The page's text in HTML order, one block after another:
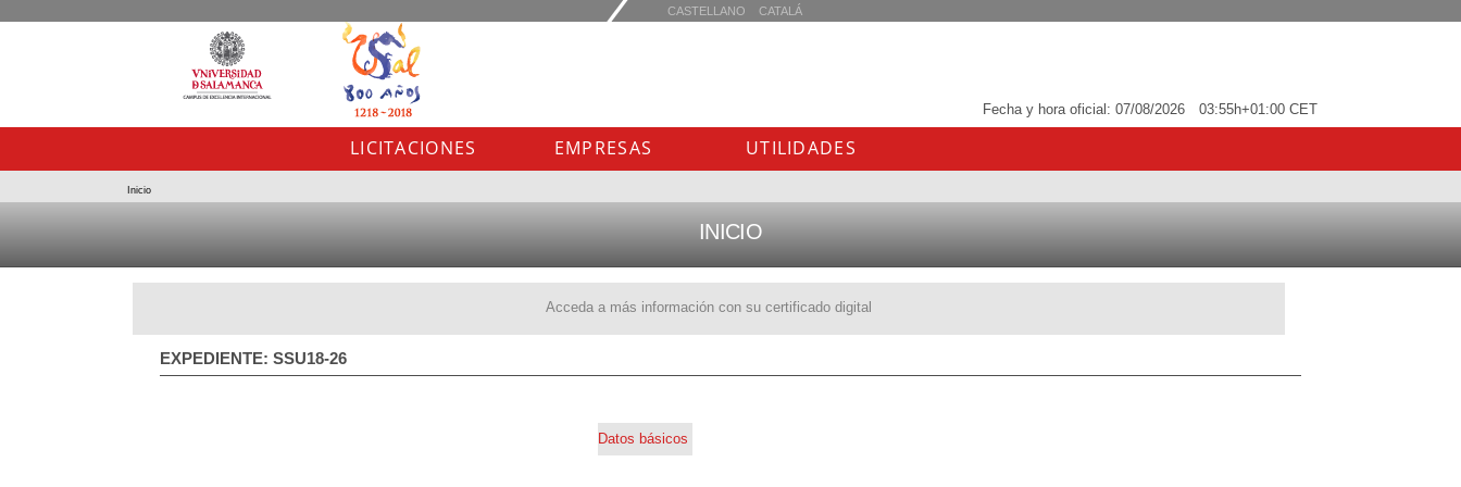
Fecha y hora oficial: 07/08/2026 03:55h+01:00 CET
Acceda a más información con su certificado digital
LICITACIONES EMPRESAS UTILIDADES
Inicio
INICIO
EXPEDIENTE: SSU18-26
Datos básicos